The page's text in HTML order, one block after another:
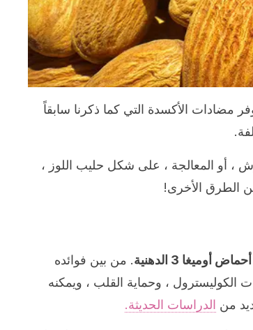
مضادات الأكسدة التي كما ذكرنا سابقاً
، أو المعالجة ، على شكل حليب اللوز ،
الطرق الأخرى!
أوميغا 3 الدهنية
. من بين فوائده
، وحماية القلب ، ويمكنه
من الدراسات الحديثة.